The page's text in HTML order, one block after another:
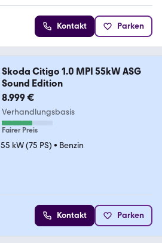
Kontakt Parken
Skoda Citigo 1.0 MPI 55kW ASG
Sound Edition
8.999 €
Verhandlungsbasis
Fairer Preis
55 kW (75 PS) • Benzin
Kontakt Parken